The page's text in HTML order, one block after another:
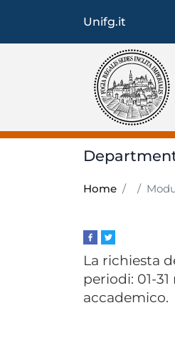
Unifg.it
Main
Home
La richiesta
periodi: 01-
accademico.